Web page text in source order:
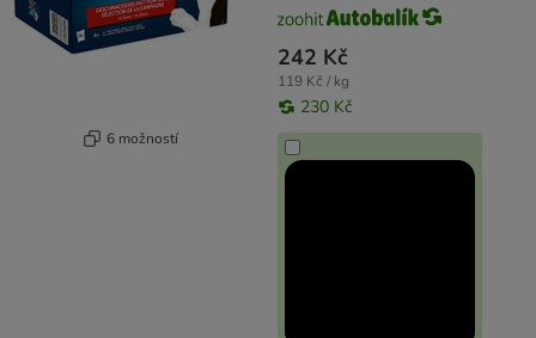
6 možností
242 Kč
119 Kč / kg
230 Kč